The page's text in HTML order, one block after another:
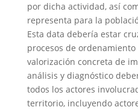
por dicha actividad, así
representa para la
Esta data debería estar
procesos de
valorización concreta de
análisis y diagnóstico
todos los actores
territorio, incluyendo